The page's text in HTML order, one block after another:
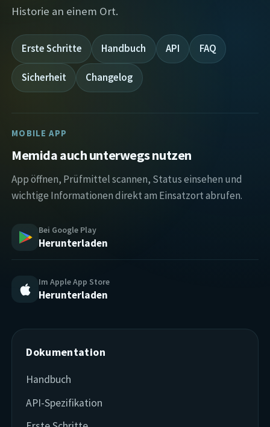
Historie an einem Ort.
Erste Schritte Handbuch API FAQ
Sicherheit Changelog
MOBILE APP
Memida auch unterwegs nutzen
App öffnen, Prüfmittel scannen, Status einsehen und
wichtige Informationen direkt am Einsatzort abrufen.
Bei Google Play
Herunterladen
Im Apple App Store
Herunterladen
Dokumentation
Handbuch
API-Spezifikation